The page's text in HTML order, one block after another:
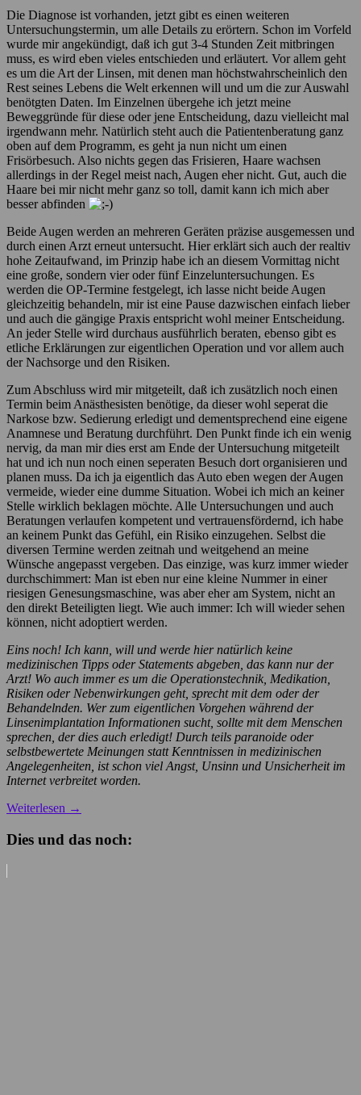
Die Diagnose ist vorhanden, jetzt gibt es einen weiteren
Untersuchungstermin, um alle Details zu erörtern. Schon im Vorfeld
wurde mir angekündigt, daß ich gut 3-4 Stunden Zeit mitbringen
muss, es wird eben vieles entschieden und erläutert. Vor allem geht
es um die Art der Linsen, mit denen man höchstwahrscheinlich den
Rest seines Lebens die Welt erkennen will und um die zur Auswahl
benötgten Daten. Im Einzelnen übergehe ich jetzt meine
Beweggründe für diese oder jene Entscheidung, dazu vielleicht mal
irgendwann mehr. Natürlich steht auch die Patientenberatung ganz
oben auf dem Programm, es geht ja nun nicht um einen
Frisörbesuch. Also nichts gegen das Frisieren, Haare wachsen
allerdings in der Regel meist nach, Augen eher nicht. Gut, auch die
Haare bei mir nicht mehr ganz so toll, damit kann ich mich aber
besser abfinden
Beide Augen werden an mehreren Geräten präzise ausgemessen und
durch einen Arzt erneut untersucht. Hier erklärt sich auch der realtiv
hohe Zeitaufwand, im Prinzip habe ich an diesem Vormittag nicht
eine große, sondern vier oder fünf Einzeluntersuchungen. Es
werden die OP-Termine festgelegt, ich lasse nicht beide Augen
gleichzeitig behandeln, mir ist eine Pause dazwischen einfach lieber
und auch die gängige Praxis entspricht wohl meiner Entscheidung.
An jeder Stelle wird durchaus ausführlich beraten, ebenso gibt es
etliche Erklärungen zur eigentlichen Operation und vor allem auch
der Nachsorge und den Risiken.
Zum Abschluss wird mir mitgeteilt, daß ich zusätzlich noch einen
Termin beim Anästhesisten benötige, da dieser wohl seperat die
Narkose bzw. Sedierung erledigt und dementsprechend eine eigene
Anamnese und Beratung durchführt. Den Punkt finde ich ein wenig
nervig, da man mir dies erst am Ende der Untersuchung mitgeteilt
hat und ich nun noch einen seperaten Besuch dort organisieren und
planen muss. Da ich ja eigentlich das Auto eben wegen der Augen
vermeide, wieder eine dumme Situation. Wobei ich mich an keiner
Stelle wirklich beklagen möchte. Alle Untersuchungen und auch
Beratungen verlaufen kompetent und vertrauensfördernd, ich habe
an keinem Punkt das Gefühl, ein Risiko einzugehen. Selbst die
diversen Termine werden zeitnah und weitgehend an meine
Wünsche angepasst vergeben. Das einzige, was kurz immer wieder
durchschimmert: Man ist eben nur eine kleine Nummer in einer
riesigen Genesungsmaschine, was aber eher am System, nicht an
den direkt Beteiligten liegt. Wie auch immer: Ich will wieder sehen
können, nicht adoptiert werden.
Eins noch! Ich kann, will und werde hier natürlich keine
medizinischen Tipps oder Statements abgeben, das kann nur der
Arzt! Wo auch immer es um die Operationstechnik, Medikation,
Risiken oder Nebenwirkungen geht, sprecht mit dem oder der
Behandelnden. Wer zum eigentlichen Vorgehen während der
Linsenimplantation Informationen sucht, sollte mit dem Menschen
sprechen, der dies auch erledigt! Durch teils paranoide oder
selbstbewertete Meinungen statt Kenntnissen in medizinischen
Angelegenheiten, ist schon viel Angst, Unsinn und Unsicherheit im
Internet verbreitet worden.
Weiterlesen →
Dies und das noch: